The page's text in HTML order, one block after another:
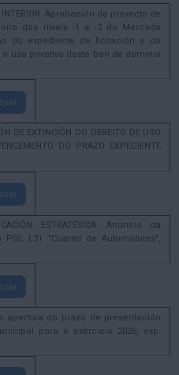
INTERIOR. Aprobación do proxecto de
dos niveis -1 e -2 do Mercado
do expediente de licitación e do
uso privativo deste ben de dominio
DE EXTINCIÓN DO DEREITO DE USO
DO PRAZO EXPEDIENTE
ESTRATÉXICA. Anuncio da
L31 "Cuartel de Automóbiles",
apertura do prazo de presentación
para o exercicio 2026, exp.